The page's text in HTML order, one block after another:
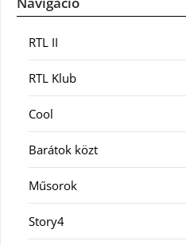
RTL II
RTL Klub
Cool
Barátok közt
Műsorok
Story4